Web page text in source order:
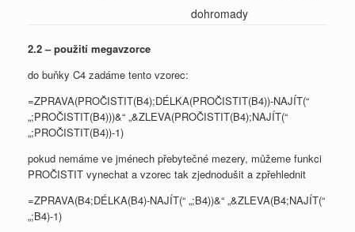
dohromady
2.2 – použití megavzorce
do buňky C4 zadáme tento vzorec:
=ZPRAVA(PROČISTIT(B4);DÉLKA(PROČISTIT(B4))-NAJÍT(“
„;PROČISTIT(B4)))&“ „&ZLEVA(PROČISTIT(B4);NAJÍT(“
„;PROČISTIT(B4))-1)
pokud nemáme ve jménech přebytečné mezery, můžeme funkci
PROČISTIT vynechat a vzorec tak zjednodušit a zpřehlednit
=ZPRAVA(B4;DÉLKA(B4)-NAJÍT(“ „;B4))&“ „&ZLEVA(B4;NAJÍT(“
„;B4)-1)